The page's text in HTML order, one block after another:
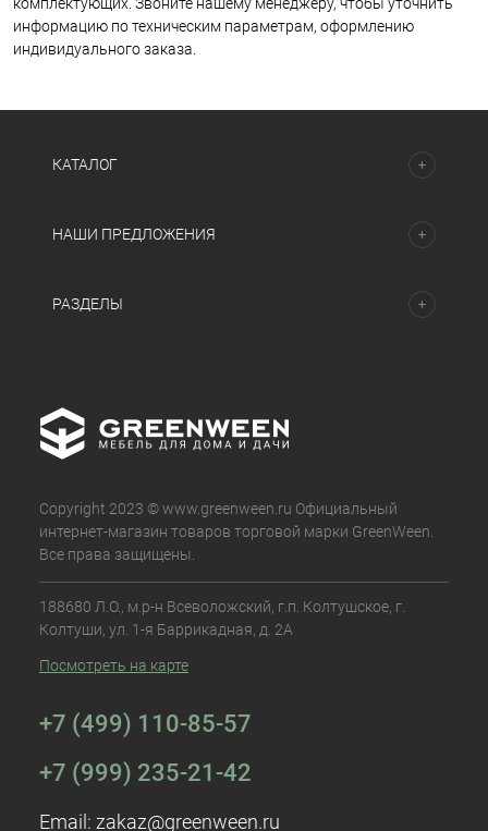
информацию по техническим параметрам, оформлению
индивидуального заказа.
КАТАЛОГ
НАШИ ПРЕДЛОЖЕНИЯ
РАЗДЕЛЫ
Copyright 2023 © www.greenween.ru Официальный
интернет-магазин товаров торговой марки GreenWeen.
Все права защищены.
188680 Л.О., м.р-н Всеволожский, г.п. Колтушское, г.
Колтуши, ул. 1-я Баррикадная, д. 2А
Посмотреть на карте
+7 (499) 110-85-57
+7 (999) 235-21-42
Email: zakaz@greenween.ru